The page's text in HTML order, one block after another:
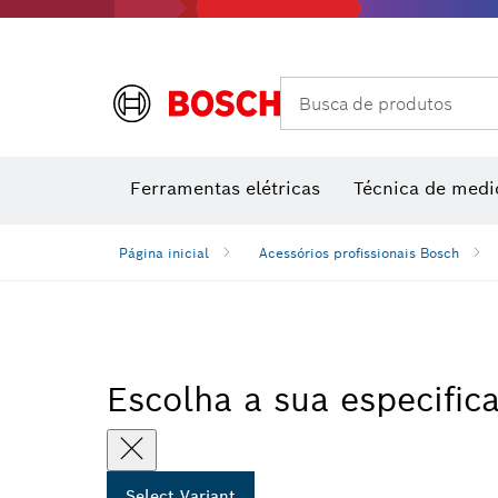
Busca de produtos
Ferramentas elétricas Técnica de
Página inicial Acessórios profissionais Bosch
Escolha a sua